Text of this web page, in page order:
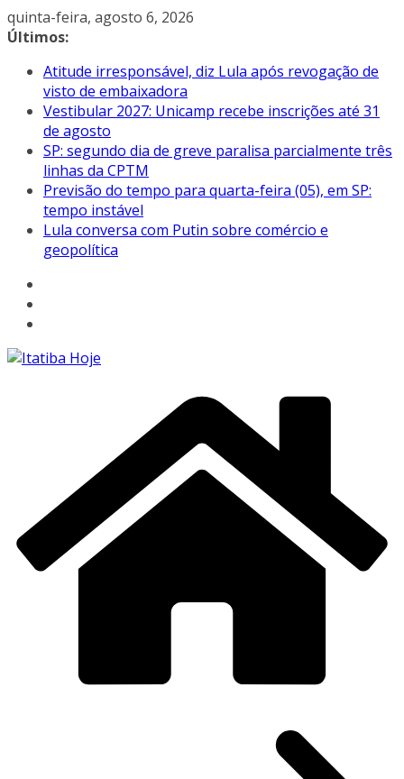
Pular
para
conteúdo
quinta-feira, agosto 6, 2026
Últimos:
Atitude irresponsável, diz Lula após revogação de
visto de embaixadora
Vestibular 2027: Unicamp recebe inscrições até 31
de agosto
SP: segundo dia de greve paralisa parcialmente três
linhas da CPTM
Previsão do tempo para quarta-feira (05), em SP:
tempo instável
Lula conversa com Putin sobre comércio e
geopolítica